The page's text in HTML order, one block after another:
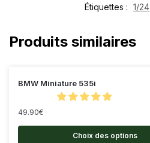
Étiquettes : 1/24
Produits similaires
BMW Miniature 535i
49.90€
Choix des options